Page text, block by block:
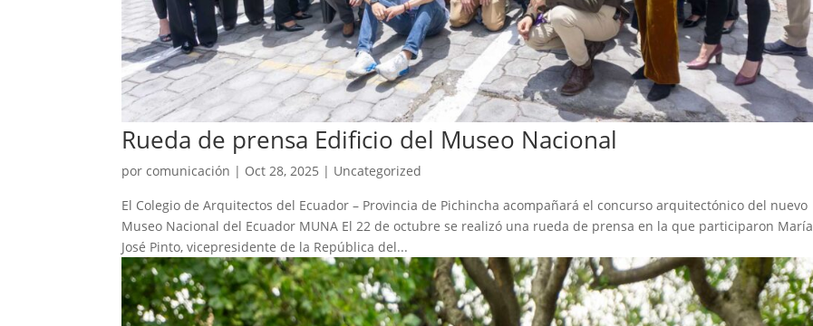
Rueda de prensa Edificio del Museo Nacional
porcomunicación | Oct 28, 2025 | Uncategorized
El Colegio de Arquitectos del Ecuador – Provincia de Pichincha acompañará el concurso arquitectónico del nuevo
Museo Nacional del Ecuador MUNA El 22 de octubre se realizó una rueda de prensa en la que participaron María
José Pinto, vicepresidente de la República del...